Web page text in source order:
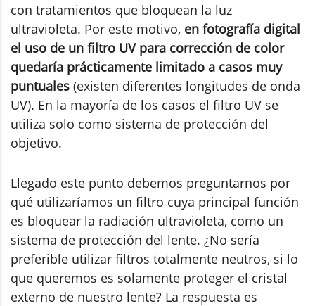
con tratamientos que bloquean la luz
ultravioleta. Por este motivo, en fotografía digital
el uso de un filtro UV para corrección de color
quedaría prácticamente limitado a casos muy
puntuales (existen diferentes longitudes de onda
UV). En la mayoría de los casos el filtro UV se
utiliza solo como sistema de protección del
objetivo.
Llegado este punto debemos preguntarnos por
qué utilizaríamos un filtro cuya principal función
es bloquear la radiación ultravioleta, como un
sistema de protección del lente. ¿No sería
preferible utilizar filtros totalmente neutros, si lo
que queremos es solamente proteger el cristal
externo de nuestro lente? La respuesta es